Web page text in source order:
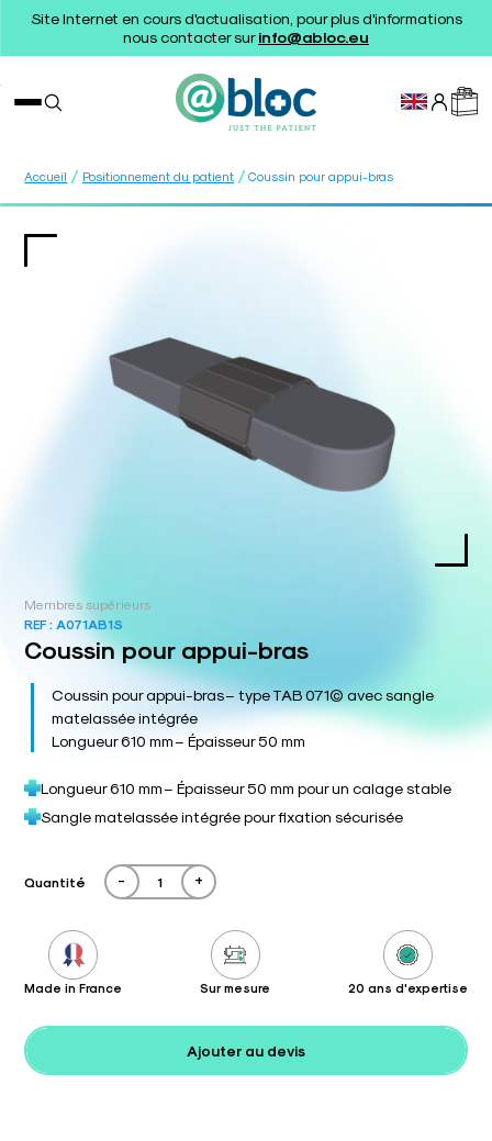
Site Internet en cours d'actualisation, pour plus d'informations
nous contacter surinfo@abloc.eu
Accueil / Positionnement du patient / Coussin pour appui-bras
Membres supérieurs
REF : A071AB1S
Coussin pour appui-bras
Coussin pour appui-bras – type TAB 071© avec sangle
matelassée intégrée
Longueur 610 mm – Épaisseur 50 mm
Longueur 610 mm – Épaisseur 50 mm pour un calage stable
Sangle matelassée intégrée pour fixation sécurisée
Quantité - +
Made in France Sur mesure 20 ans d'expertise
Ajouter au devis